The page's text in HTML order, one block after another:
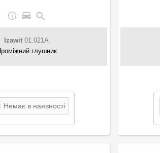
Izawit 01.021A
глушник
Немає в наявності